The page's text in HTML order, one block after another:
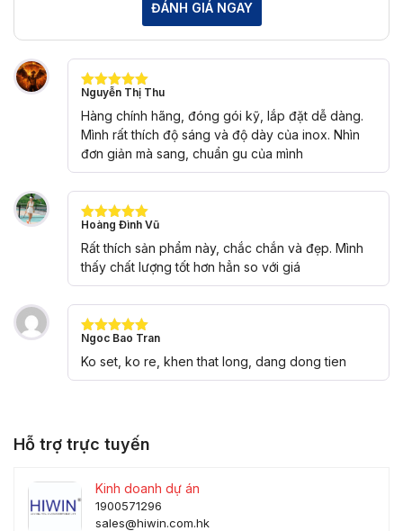
ĐÁNH GIÁ NGAY
Được xếp
hạng
5
sao
Nguyễn Thị Thu
Hàng chính hãng, đóng gói kỹ, lắp đặt dễ dàng.
Mình rất thích độ sáng và độ dày của inox. Nhìn
đơn giản mà sang, chuẩn gu của mình
Được xếp
hạng 5 5
sao
Hoàng Đình Vũ
Rất thích sản phẩm này, chắc chắn và đẹp. Mình
thấy chất lượng tốt hơn hẳn so với giá
Được xếp
hạng
5
5
sao
Ngoc Bao Tran
Ko set, ko re, khen that long, dang dong tien
Hỗ trợ trực tuyến
Kinh doanh dự án
1900571296
sales@hiwin.com.hk